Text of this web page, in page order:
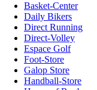
Basket-Center
Daily Bikers
Direct Running
Direct-Volley
Espace Golf
Foot-Store
Galop Store
Handball-Store